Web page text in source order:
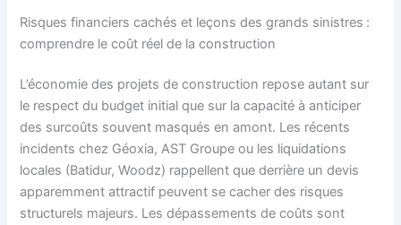
Risques financiers cachés et leçons des grands sinistres :
comprendre le coût réel de la construction
L’économie des projets de construction repose autant sur
le respect du budget initial que sur la capacité à anticiper
des surcoûts souvent masqués en amont. Les récents
incidents chez Géoxia, AST Groupe ou les liquidations
locales (Batidur, Woodz) rappellent que derrière un devis
apparemment attractif peuvent se cacher des risques
structurels majeurs. Les dépassements de coûts sont